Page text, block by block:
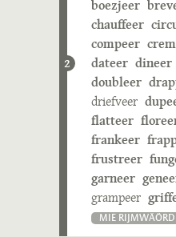
2
boezjeer
chauffeer
compeer
dateer dineer
doubleer
driefveer
flatteer
frankeer
frustreer
garneer
grampeer
MIE RIJMWÄÖRD